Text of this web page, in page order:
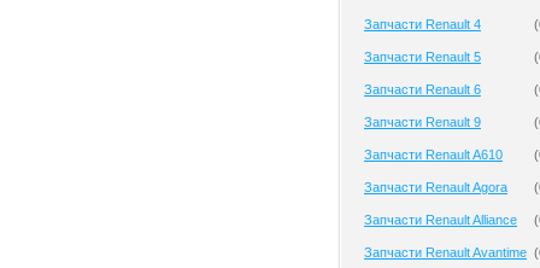
Запчасти Renault 4 (
Запчасти Renault 5 (
Запчасти Renault 6 (
Запчасти Renault 9 (
Запчасти Renault A610 (
Запчасти Renault Agora (
Запчасти Renault Alliance (
Запчасти Renault Avantime (